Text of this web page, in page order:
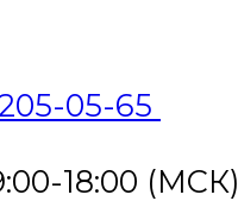
05-65
18:00 (МСК)